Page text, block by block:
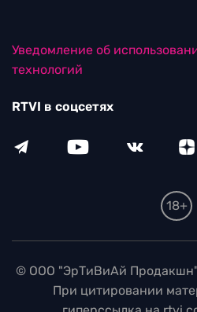
Уведомление об
технологий
RTVI в соцсетях
18+
© ООО "ЭрТиВиАй
При цитировании